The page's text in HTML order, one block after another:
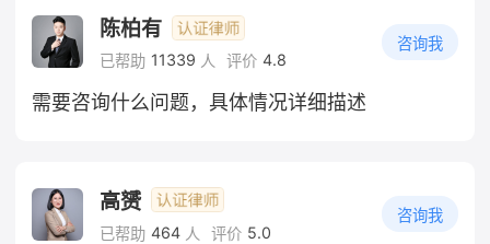
陈柏有
已帮助 11339 人 评价 4.8
咨询我
需要咨询什么问题，具体情况详细描述
高赟
已帮助 464 人 评价 5.0
咨询我